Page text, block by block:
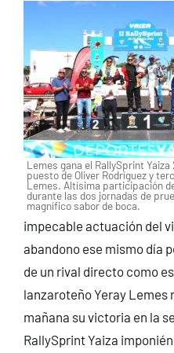
Lemes gana el RallySprint
puesto de Oliver Rodríguez y
Lemes. Altísima participación
durante las dos jornadas de
magnífico sabor de boca.
impecable actuación del
abandono ese mismo día
de un rival directo como
lanzaroteño Yeray Lemes
mañana su victoria en la
RallySprint Yaiza